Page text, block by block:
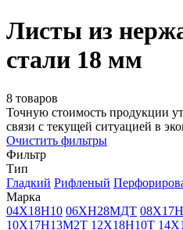
Листы из
стали 18 мм
8 товаров
Точную стоимость продукции
связи с текущей ситуацией в
Очистить фильтры
Фильтр
Тип
Гладкий Рифленый
Марка
04Х18Н10 06ХН28МДТ
10Х17Н13М2Т 12Х18Н10Т